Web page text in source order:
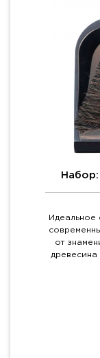
Идеальное
от